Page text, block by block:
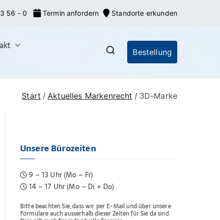
56 - 0 Termin anfordern Standorte erkunden
Markeneroberer
(EU-Marken) und IR-Marken
Markenrecherchen
Bestellung
Start Aktuelles Markenrecht 3D-Marke
Unsere Bürozeiten
9 – 13 Uhr (Mo – Fr)
14 – 17 Uhr (Mo – Di + Do)
Bitte beachten Sie, dass wir per E-Mail und über unsere
Formulare auch ausserhalb dieser Zeiten für Sie da sind.